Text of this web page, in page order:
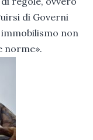
di Governi
non
norme».